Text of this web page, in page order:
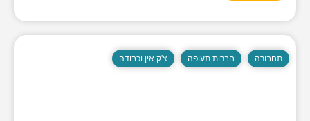
תחבורה חברות תעופה צ'ק אין וכבודה